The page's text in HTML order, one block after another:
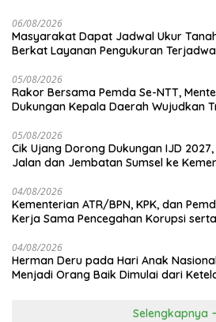
06/08/2026
Masyarakat Dapat Jadwal Ukur
Berkat Layanan Pengukuran
05/08/2026
Rakor Bersama Pemda Se-NTT,
Dukungan Kepala Daerah Wujudkan
05/08/2026
Cik Ujang Dorong Dukungan IJD
Jalan dan Jembatan Sumsel ke
04/08/2026
Kementerian ATR/BPN, KPK, dan
Kerja Sama Pencegahan Korupsi
04/08/2026
Herman Deru pada Hari Anak
Menjadi Orang Baik Dimulai dari
Selengkapnya